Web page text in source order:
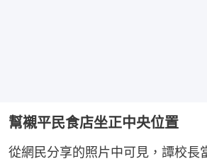
幫襯平民食店坐正中央位置
從網民分享的照片中可見，譚校長